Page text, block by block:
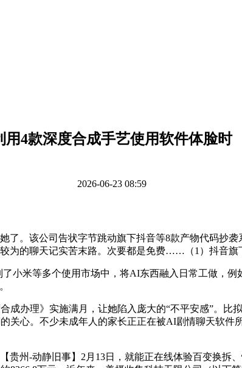
用4款深度合成手艺使用软件体脸时
2026-06-23 08:59
。该公司告状字节跳动旗下抖音等8款产物代码抄
为的聊天记实苦末路。次要都是免费……（1）抖音旗
米等多个使用市场中，将AI东西融入日常工做，例
办理》实施满月，让她陷入庞大的“不平安感”。比
关心。不少未成年人的家长正正在被AI剧情聊天软件
州-动静旧事】2月13日，就能正在线体验百变换拆